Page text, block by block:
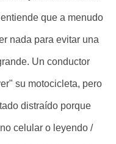
que a menudo
nada para evitar una
Un conductor
su motocicleta, pero
distraído porque
celular o leyendo /